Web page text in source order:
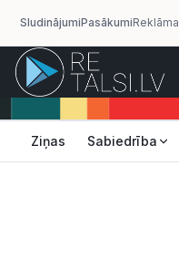
SludinājumiPasākumiReklāma
Ziņas Sabiedrība